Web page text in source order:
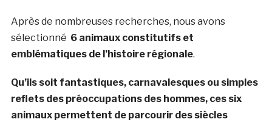
Après de nombreuses recherches, nous avons
sélectionné 6 animaux constitutifs et
emblématiques de l’histoire régionale.
Qu’ils soit fantastiques, carnavalesques ou simples
reflets des préoccupations des hommes, ces six
animaux permettent de parcourir des siècles